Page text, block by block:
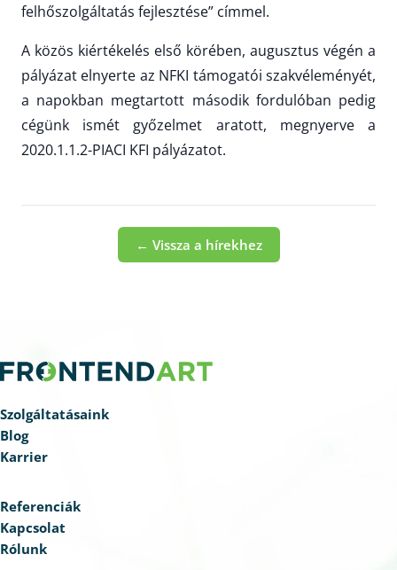
felhőszolgáltatás fejlesztése” címmel.
A közös kiértékelés első körében, augusztus végén a
pályázat elnyerte az NFKI támogatói szakvéleményét,
a napokban megtartott második fordulóban pedig
cégünk ismét győzelmet aratott, megnyerve a
2020.1.1.2-PIACI KFI pályázatot.
← Vissza a hírekhez
Szolgáltatásaink
Blog
Karrier
Referenciák
Kapcsolat
Rólunk